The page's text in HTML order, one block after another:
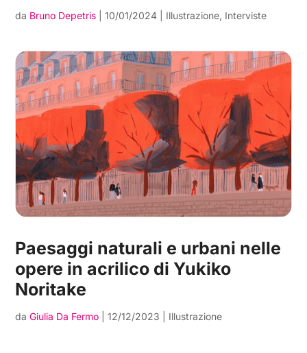
da Bruno Depetris |10/01/2024 Illustrazione, Interviste
Paesaggi naturali e urbani nelle
opere in acrilico di Yukiko
Noritake
daGiulia Da Fermo |12/12/2023 Illustrazione